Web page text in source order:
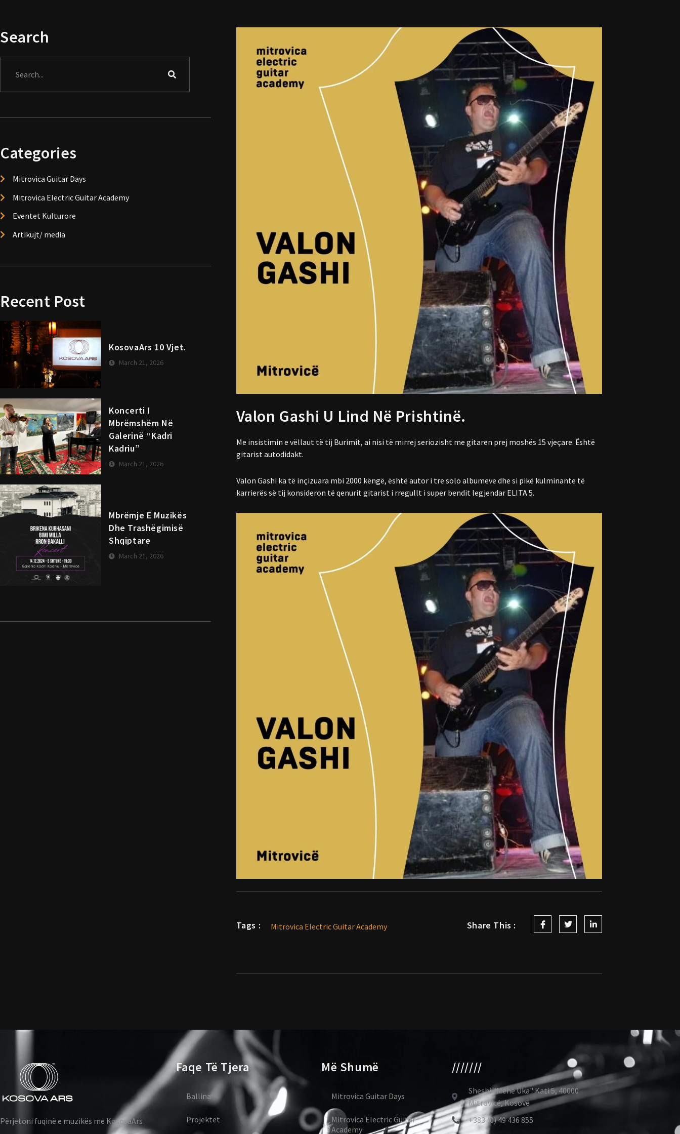
Search
Categories
Mitrovica Guitar Days
Mitrovica Electric Guitar Academy
Eventet Kulturore
Artikujt/ media
Recent Post
KosovaArs 10 Vjet.
March 21, 2026
Koncerti I
Mbrëmshëm Në
Galerinë “Kadri
Kadriu”
March 21, 2026
Mbrëmje E Muzikës
Dhe Trashëgimisë
Shqiptare
March 21, 2026
Valon Gashi U Lind Në Prishtinë.
Me insistimin e vëllaut të tij Burimit, ai nisi të mirrej seriozisht me gitaren prej moshës 15 vjeçare. Është
gitarist autodidakt.
Valon Gashi ka të inçizuara mbi 2000 këngë, është autor i tre solo albumeve dhe si pikë kulminante të
karrierës së tij konsideron të qenurit gitarist i rregullt i super bendit legjendar ELITA 5.
Tags : Mitrovica Electric Guitar Academy Share This :
Përjetoni fuqinë e muzikës me KosovaArs
Faqe Të Tjera
Ballina
Projektet
Më Shumë
Mitrovica Guitar Days
Mitrovica Electric Guitar
Academy
///////
Sheshi "Mehë Uka" Kati 5, 40000
Mitrovicë, Kosovë
+383 (0) 49 436 855